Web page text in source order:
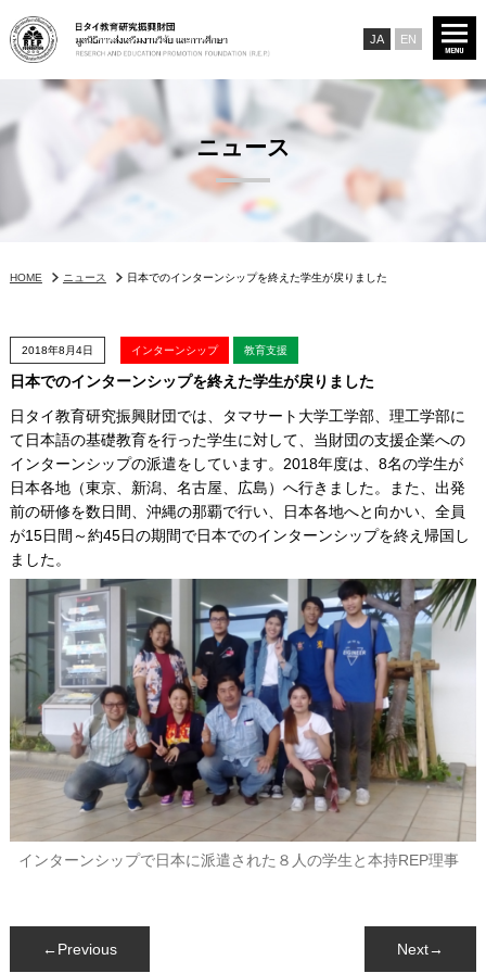
JA EN
ニュース
HOME ニュース 日本でのインターンシップを終えた学生が戻りました
2018年8月4日 インターンシップ 教育支援
日本でのインターンシップを終えた学生が戻りました
日タイ教育研究振興財団では、タマサート大学工学部、理工学部に
て日本語の基礎教育を行った学生に対して、当財団の支援企業への
インターンシップの派遣をしています。 2018年度は、 8名の学生が
日本各地（東京、新潟、名古屋、広島）へ行きました。また、出発
前の研修を数日間、沖縄の那覇で行い、日本各地へと向かい、全員
が15日間～約45日の期間で日本でのインターンシップを終え帰国し
ました。
インターンシップで日本に派遣された８人の学生と本持REP理事
←Previous Next→